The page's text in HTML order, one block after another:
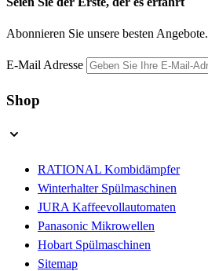
Abonnieren Sie unsere besten Angebote.
E-Mail Adresse
Shop
RATIONAL Kombidämpfer
Winterhalter Spülmaschinen
JURA Kaffeevollautomaten
Panasonic Mikrowellen
Hobart Spülmaschinen
Sitemap